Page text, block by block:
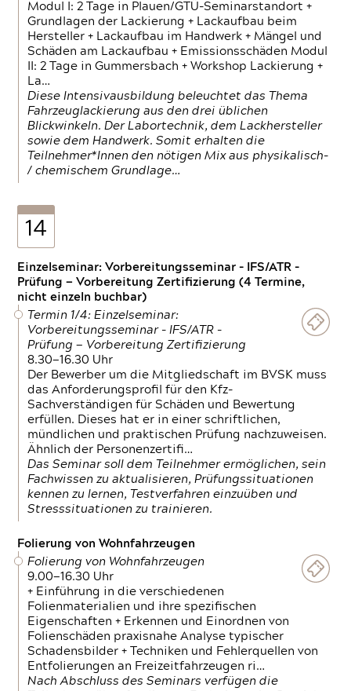
Modul I: 2 Tage in Plauen/GTÜ-Seminarstandort +
Grundlagen der Lackierung + Lackaufbau beim
Hersteller + Lackaufbau im Handwerk + Mängel und
Schäden am Lackaufbau + Emissionsschäden Modul
II: 2 Tage in Gummersbach + Workshop Lackierung +
La…
Diese Intensivausbildung beleuchtet das Thema
Fahrzeuglackierung aus den drei üblichen
Blickwinkeln. Der Labortechnik, dem Lackhersteller
sowie dem Handwerk. Somit erhalten die
Teilnehmer*Innen den nötigen Mix aus physikalisch-
/ chemischem Grundlage…
14
Einzelseminar: Vorbereitungsseminar - IFS/ATR -
Prüfung — Vorbereitung Zertifizierung (4 Termine,
nicht einzeln buchbar)
Termin 1/4: Einzelseminar:
Vorbereitungsseminar - IFS/ATR -
Prüfung — Vorbereitung Zertifizierung
8.30—16.30 Uhr
Der Bewerber um die Mitgliedschaft im BVSK muss
das Anforderungsprofil für den Kfz-
Sachverständigen für Schäden und Bewertung
erfüllen. Dieses hat er in einer schriftlichen,
mündlichen und praktischen Prüfung nachzuweisen.
Ähnlich der Personenzertifi…
Das Seminar soll dem Teilnehmer ermöglichen, sein
Fachwissen zu aktualisieren, Prüfungssituationen
kennen zu lernen, Testverfahren einzuüben und
Stresssituationen zu trainieren.
Folierung von Wohnfahrzeugen
Folierung von Wohnfahrzeugen
9.00—16.30 Uhr
+ Einführung in die verschiedenen
Folienmaterialien und ihre spezifischen
Eigenschaften + Erkennen und Einordnen von
Folienschäden praxisnahe Analyse typischer
Schadensbilder + Techniken und Fehlerquellen von
Entfolierungen an Freizeitfahrzeugen ri…
Nach Abschluss des Seminars verfügen die